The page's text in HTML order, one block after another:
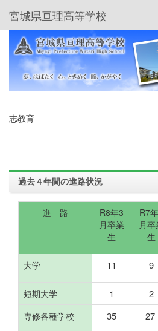
宮城県亘理高等学校
志教育
過去４年間の進路状況
進 路
R8年3
月卒業
生
R7
月卒
生
大学 11 9
短期大学 1 2
専修各種学校 35 27